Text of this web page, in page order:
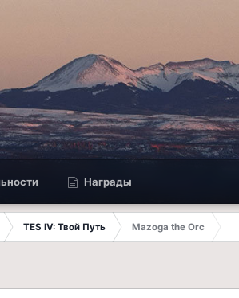
Награды
TES IV: Твой Путь
Mazoga the Orc